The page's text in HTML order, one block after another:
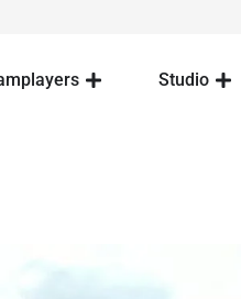
Studio